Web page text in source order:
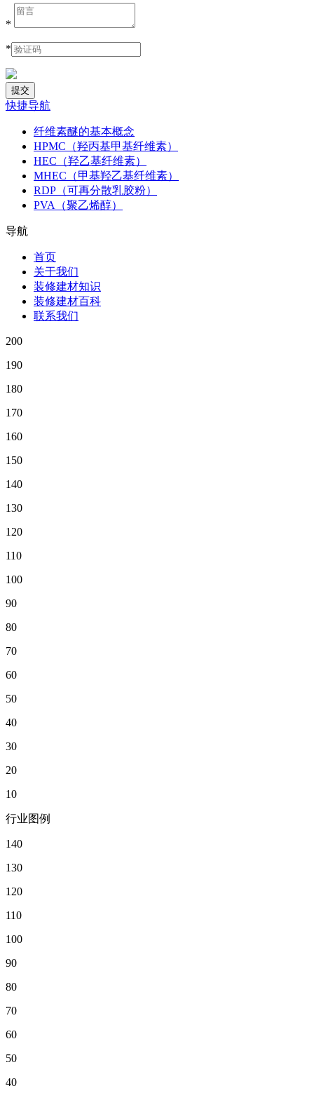
*
*
快捷导航
纤维素醚的基本概念
HPMC（羟丙基甲基纤维素）
HEC（羟乙基纤维素）
MHEC（甲基羟乙基纤维素）
RDP（可再分散乳胶粉）
PVA（聚乙烯醇）
导航
首页
关于我们
装修建材知识
装修建材百科
联系我们
200
190
180
170
160
150
140
130
120
110
100
90
80
70
60
50
40
30
20
10
行业图例
140
130
120
110
100
90
80
70
60
50
40